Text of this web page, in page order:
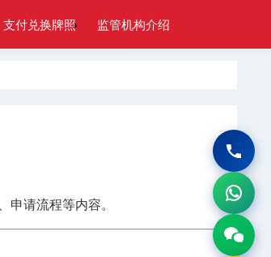
支付兑换牌照 监管机构介绍
请流程等内容。